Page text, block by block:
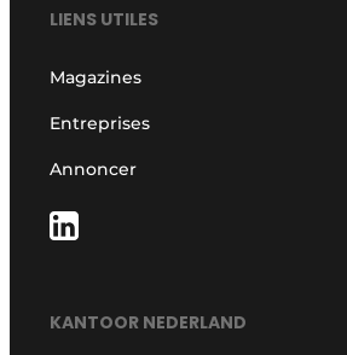
LIENS UTILES
Magazines
Entreprises
Annoncer
KANTOOR NEDERLAND